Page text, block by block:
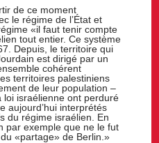
de ce moment
le régime de l’État et
«il faut tenir compte
tout entier. Ce système
Depuis, le territoire qui
est dirigé par un
cohérent
territoires palestiniens
de leur population –
loi israélienne ont perduré
aujourd’hui interprétés
du régime israélien. En
par exemple que ne le fut
«partage» de Berlin.»